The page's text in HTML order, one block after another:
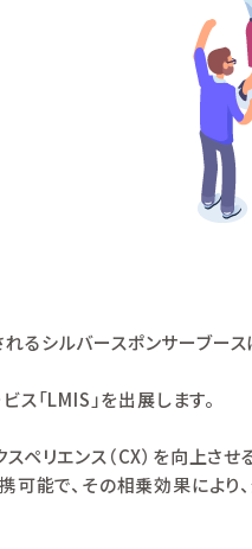
るシルバースポンサーブー
「LMIS」を出展します。
リエンス（CX）を向上させ
で、その相乗効果により